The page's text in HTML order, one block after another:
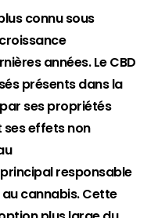
connu sous
années. Le CBD
présents dans la
ses propriétés
effets non
responsable
cannabis. Cette